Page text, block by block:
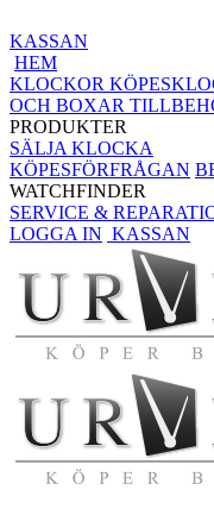
KASSAN
HEM
KLOCKOR KÖPES
OCH BOXAR
PRODUKTER
SÄLJA KLOCKA
KÖPESFÖRFRÅGAN
WATCHFINDER
SERVICE &
LOGGA IN KASSAN